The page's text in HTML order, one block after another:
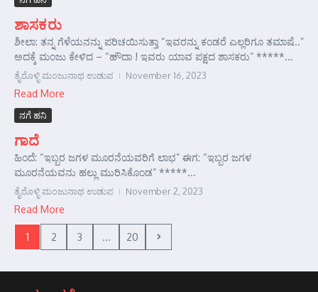
ಶಾಸಕರು
ಶೀಲಾ: ತನ್ನ ಗೆಳೆಯನನ್ನು ಪರಿಚಯಿಸುತ್ತಾ “ಇವರನ್ನು ಕಂಡರೆ ಎಲ್ಲರಿಗೂ ತಮಾಷೆ..”
ಅದಕ್ಕೆ ಮಂಜು ಕೇಳಿದ – “ಹೌದಾ ! ಇವರು ಯಾವ ಪಕ್ಷದ ಶಾಸಕರು” *****...
ತೈರೊಳ್ಳಿ ಮಂಜುನಾಥ ಉಡುಪ November 16, 2023
Read More
ನಗೆ ಹನಿ
ಗಾದೆ
ಹಿಂದೆ: “ಇಬ್ಬರ ಜಗಳ ಮೂರನೆಯವರಿಗೆ ಲಾಭ” ಈಗ: “ಇಬ್ಬರ ಜಗಳ
ಮೂರನೆಯವನು ಹಲ್ಲು ಮುರಿಸಿಕೊಂಡ” *****...
ತೈರೊಳ್ಳಿ ಮಂಜುನಾಥ ಉಡುಪ November 2, 2023
Read More
1 2 3 ... 20